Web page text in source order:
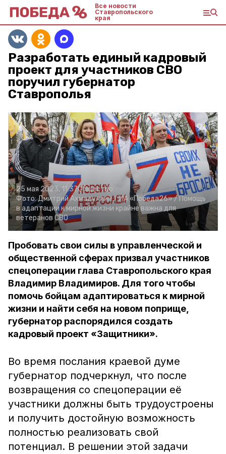
Все новости
Ставропольского
края
Разработать единый кадровый
проект для участников СВО
поручил губернатор
Ставрополья
25 мая 2023, 11:37Общество
Фото:Дмитрий Ахмадуллин /ИА «Победа26» / Помощь
в адаптации к мирной жизни крайне важна для
ветеранов СВО
Пробовать свои силы в управленческой и
общественной сферах призвал участников
спецоперации глава Ставропольского края
Владимир Владимиров. Для того чтобы
помочь бойцам адаптироваться к мирной
жизни и найти себя на новом поприще,
губернатор распорядился создать
кадровый проект «Защитники».
Во время послания краевой думе
губернатор подчеркнул, что после
возвращения со спецоперации её
участники должны быть трудоустроены
и получить достойную возможность
полностью реализовать свой
потенциал. В решении этой задачи